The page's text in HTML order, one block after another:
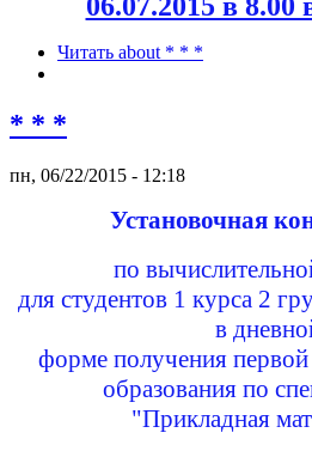
Читать about * * *
* * *
пн, 06/22/2015 - 12:18
Установочная
по
для студентов 1 курса 2
в
форме получения
образования по
"Прикладная